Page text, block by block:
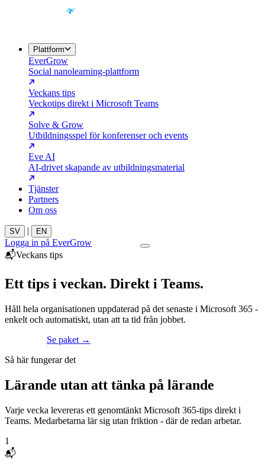
Plattform
EverGrow
Social nanolearning-plattform
Veckans tips
Veckotips direkt i Microsoft Teams
Solve & Grow
Utbildningsspel för konferenser och events
Eve AI
AI-drivet skapande av utbildningsmaterial
Tjänster
Partners
Om oss
SV | EN
Logga in på EverGrow
📬Veckans tips
Ett tips i veckan. Direkt i Teams.
Håll hela organisationen uppdaterad på det senaste i Microsoft 365 -
enkelt och automatiskt, utan att ta tid från jobbet.
Se paket →
Så här fungerar det
Lärande utan att tänka på lärande
Varje vecka levereras ett genomtänkt Microsoft 365-tips direkt i
Teams. Medarbetarna lär sig utan friktion - där de redan arbetar.
1
📬